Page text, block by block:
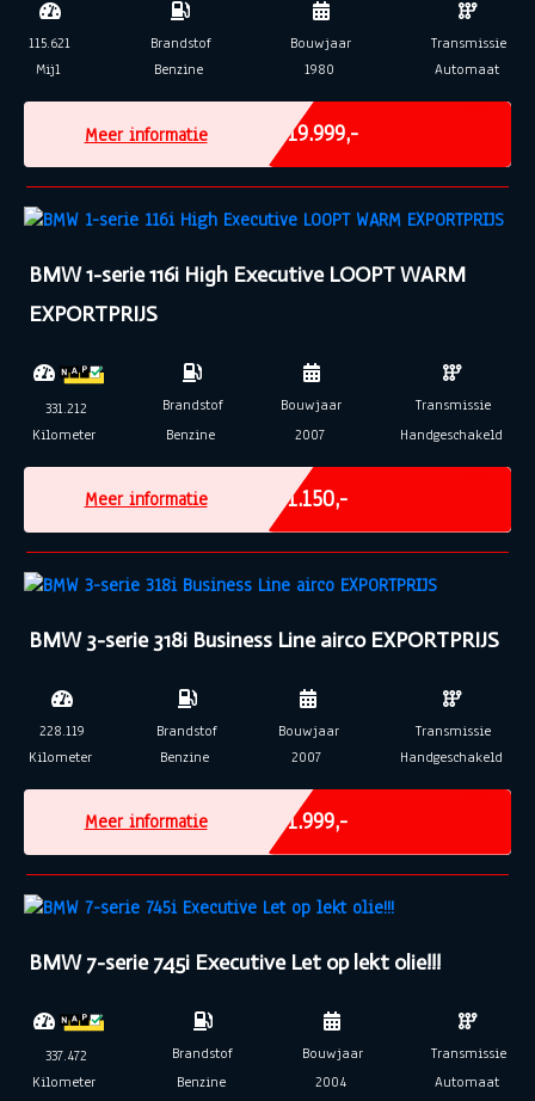
115.621
Mijl
Brandstof
Benzine
Bouwjaar
1980
Transmissie
Automaat
Meer informatie € 19.999,-
BMW 1-serie 116i High Executive LOOPT WARM
EXPORTPRIJS
331.212
Kilometer
Brandstof
Benzine
Bouwjaar
2007
Transmissie
Handgeschakeld
Meer informatie € 1.150,-
BMW 3-serie 318i Business Line airco EXPORTPRIJS
228.119
Kilometer
Brandstof
Benzine
Bouwjaar
2007
Transmissie
Handgeschakeld
Meer informatie € 1.999,-
BMW 7-serie 745i Executive Let op lekt olie!!!
337.472
Kilometer
Brandstof
Benzine
Bouwjaar
2004
Transmissie
Automaat